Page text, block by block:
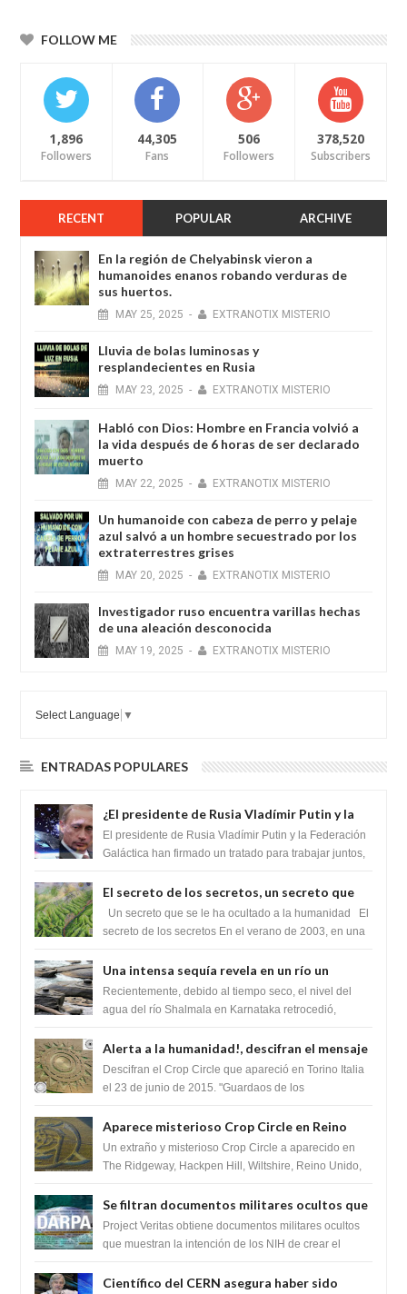
FOLLOW ME
1,896
Followers
44,305
Fans
506
Followers
378,520
Subscribers
RECENT POPULAR ARCHIVE
En la región de Chelyabinsk vieron a
humanoides enanos robando verduras de
sus huertos.
MAY 25, 2025 - EXTRANOTIX MISTERIO
Lluvia de bolas luminosas y
resplandecientes en Rusia
MAY 23, 2025 - EXTRANOTIX MISTERIO
Habló con Dios: Hombre en Francia volvió a
la vida después de 6 horas de ser declarado
muerto
MAY 22, 2025 - EXTRANOTIX MISTERIO
Un humanoide con cabeza de perro у pelaje
azul salvó a un hombre secuestrado por los
extraterrestres grises
MAY 20, 2025 - EXTRANOTIX MISTERIO
Investigador ruso encuentra varillas hechas
de una aleación desconocida
MAY 19, 2025 - EXTRANOTIX MISTERIO
Select Language ▼
ENTRADAS POPULARES
¿El presidente de Rusia Vladímir Putin y la
Federación Galactica han firmado un
tratado para acabar con los Sionistas?
El presidente de Rusia Vladímir Putin y la Federación
Galáctica han firmado un tratado para trabajar juntos,
El secreto de los secretos, un secreto que
cambiaría por completo el destino de la
humanidad
Un secreto que se le ha ocultado a la humanidad El
secreto de los secretos En el verano de 2003, en una
Una intensa sequía revela en un río un
impresionante hallazgo de miles de Shiva
Lingas
Recientemente, debido al tiempo seco, el nivel del
agua del río Shalmala en Karnataka retrocedió,
Alerta a la humanidad!, descifran el mensaje
del Crop Circle de Torino ,Italia
Descifran el Crop Circle que apareció en Torino Italia
el 23 de junio de 2015. "Guardaos de los
Aparece misterioso Crop Circle en Reino
Unido 23 de junio 2016
Un extraño y misterioso Crop Circle a aparecido en
The Ridgeway, Hackpen Hill, Wiltshire, Reino Unido,
Se filtran documentos militares ocultos que
muestran la intención de los NIH de crear el
SARS-CoV-2, utilizando la investigación de
Project Veritas obtiene documentos militares ocultos
que muestran la intención de los NIH de crear el
Científico del CERN asegura haber sido